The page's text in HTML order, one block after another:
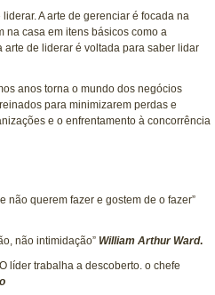
A arte de gerenciar é focada na
na casa em itens básicos como a
de liderar é voltada para saber lidar
anos torna o mundo dos negócios
para minimizarem perdas e
e o enfrentamento à concorrência
não querem fazer e gostem de o fazer”
não intimidação” William Arthur Ward.
líder trabalha a descoberto. o chefe